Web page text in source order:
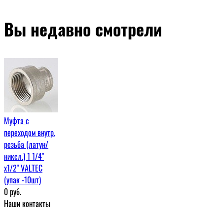
Вы недавно смотрели
Муфта c
переходом внутр.
резьба (латун/
никел.) 1 1/4"
х1/2" VALTEC
(упак -10шт)
0руб.
Наши контакты